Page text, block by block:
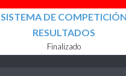
SISTEMA DE
RESULTADOS
Finalizado